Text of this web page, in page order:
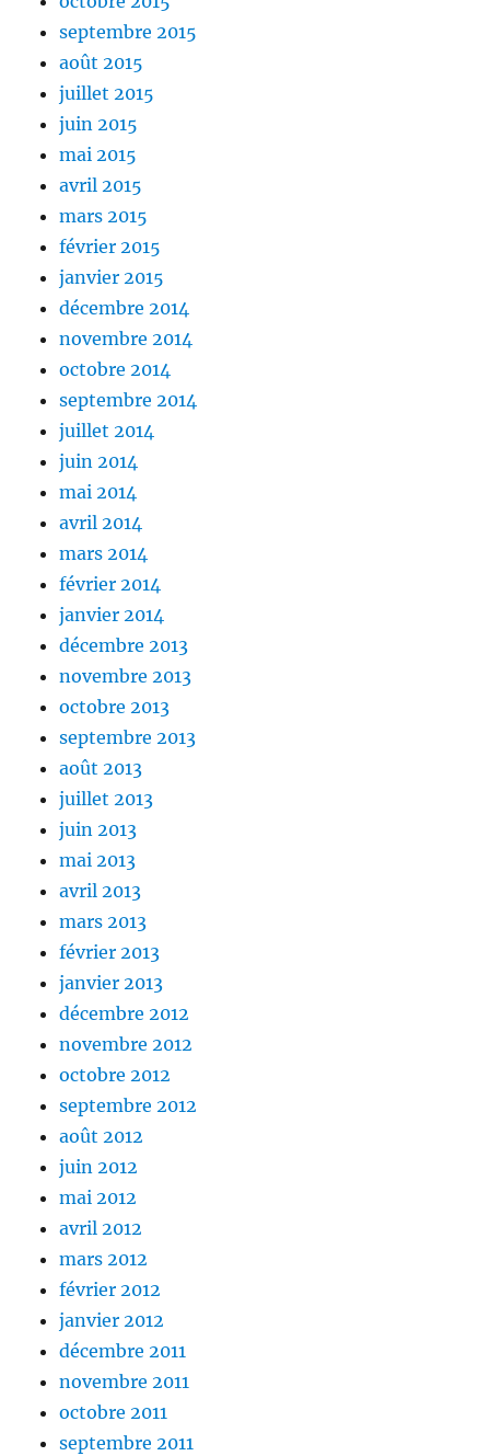
septembre 2015
août 2015
juillet 2015
juin 2015
mai 2015
avril 2015
mars 2015
février 2015
janvier 2015
décembre 2014
novembre 2014
octobre 2014
septembre 2014
juillet 2014
juin 2014
mai 2014
avril 2014
mars 2014
février 2014
janvier 2014
décembre 2013
novembre 2013
octobre 2013
septembre 2013
août 2013
juillet 2013
juin 2013
mai 2013
avril 2013
mars 2013
février 2013
janvier 2013
décembre 2012
novembre 2012
octobre 2012
septembre 2012
août 2012
juin 2012
mai 2012
avril 2012
mars 2012
février 2012
janvier 2012
décembre 2011
novembre 2011
octobre 2011
septembre 2011